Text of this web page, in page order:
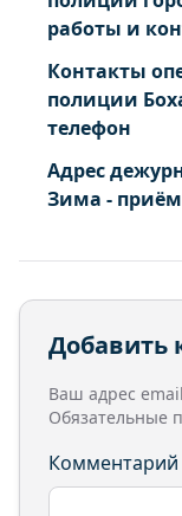
работы и
Контакты
полиции
телефон
Адрес
Зима -
Добавить
Ваш адрес
Обязательные
Комментарий